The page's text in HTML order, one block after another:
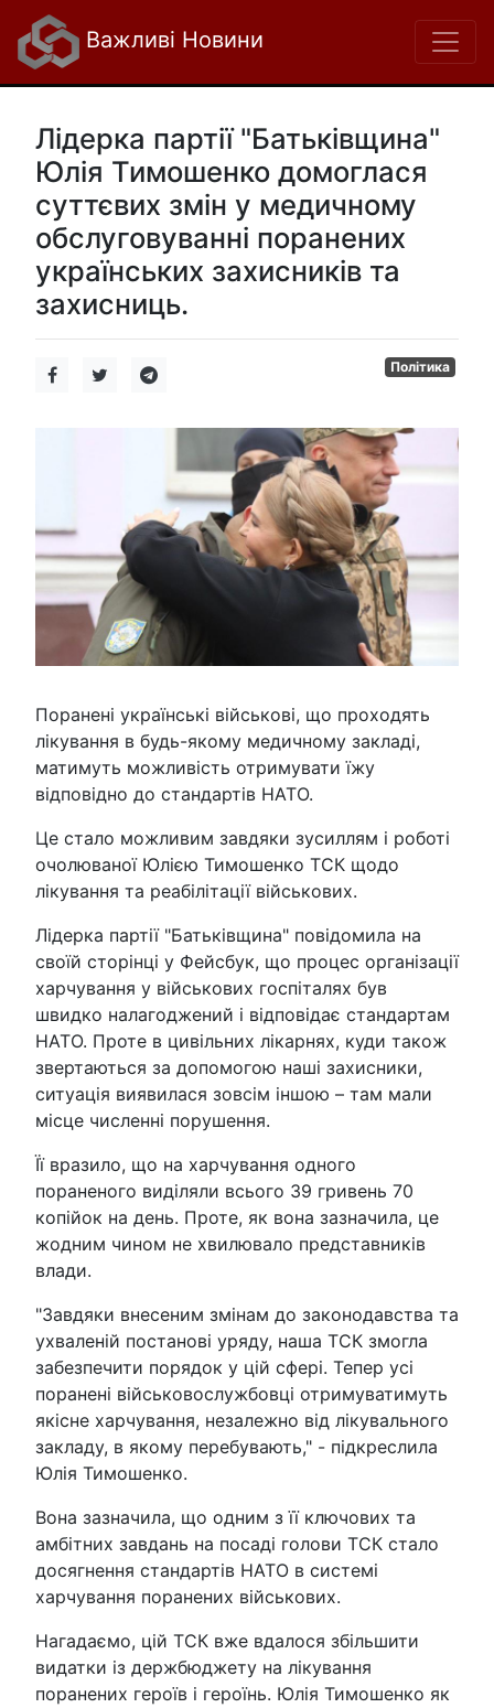
Важливі Новини
Лідерка партії "Батьківщина"
Юлія Тимошенко домоглася
суттєвих змін у медичному
обслуговуванні поранених
українських захисників та
захисниць.
Політика
Поранені українські військові, що проходять
лікування в будь-якому медичному закладі,
матимуть можливість отримувати їжу
відповідно до стандартів НАТО.
Це стало можливим завдяки зусиллям і роботі
очолюваної Юлією Тимошенко ТСК щодо
лікування та реабілітації військових.
Лідерка партії "Батьківщина" повідомила на
своїй сторінці у Фейсбук, що процес організації
харчування у військових госпіталях був
швидко налагоджений і відповідає стандартам
НАТО. Проте в цивільних лікарнях, куди також
звертаються за допомогою наші захисники,
ситуація виявилася зовсім іншою – там мали
місце численні порушення.
Її вразило, що на харчування одного
пораненого виділяли всього 39 гривень 70
копійок на день. Проте, як вона зазначила, це
жодним чином не хвилювало представників
влади.
"Завдяки внесеним змінам до законодавства та
ухваленій постанові уряду, наша ТСК змогла
забезпечити порядок у цій сфері. Тепер усі
поранені військовослужбовці отримуватимуть
якісне харчування, незалежно від лікувального
закладу, в якому перебувають," - підкреслила
Юлія Тимошенко.
Вона зазначила, що одним з її ключових та
амбітних завдань на посаді голови ТСК стало
досягнення стандартів НАТО в системі
харчування поранених військових.
Нагадаємо, цій ТСК вже вдалося збільшити
видатки із держбюджету на лікування
поранених героїв і героїнь. Юлія Тимошенко як